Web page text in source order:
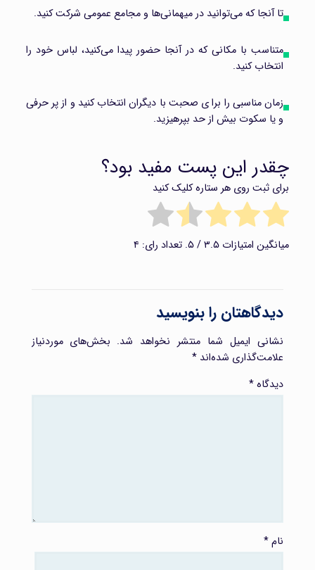
تا آنجا که می‌توانید در میهمانی‌ها و مجامع عمومی شرکت کنید.
متناسب با مکانی که در آنجا حضور پیدا می‌کنید، لباس خود را
انتخاب کنید.
زمان مناسبی را برا ی صحبت با دیگران انتخاب کنید و از پر حرفی
و یا سکوت بیش از حد بپرهیزید.
چقدر این پست مفید بود؟
برای ثبت روی هر ستاره کلیک کنید
میانگین امتیازات ۳.۵/ ۵. تعداد رای: ۴
دیدگاهتان را بنویسید
نشانی ایمیل شما منتشر نخواهد شد. بخش‌های موردنیاز
علامت‌گذاری شده‌اند *
دیدگاه*
نام*